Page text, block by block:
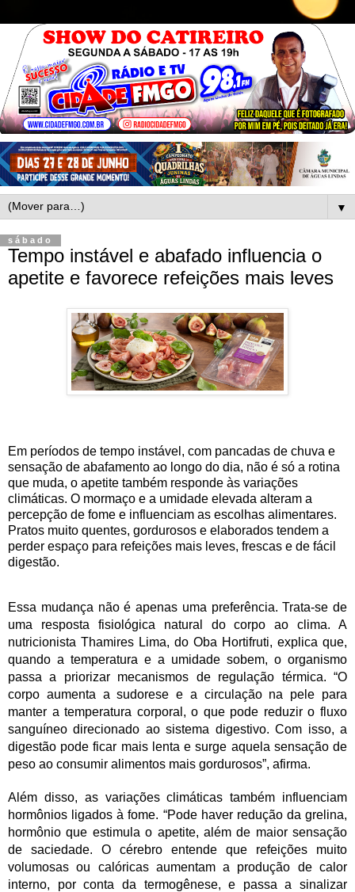
▼
sábado
Tempo instável e abafado influencia o
apetite e favorece refeições mais leves
Em períodos de tempo instável, com pancadas de chuva e
sensação de abafamento ao longo do dia, não é só a rotina
que muda, o apetite também responde às variações
climáticas. O mormaço e a umidade elevada alteram a
percepção de fome e influenciam as escolhas alimentares.
Pratos muito quentes, gordurosos e elaborados tendem a
perder espaço para refeições mais leves, frescas e de fácil
digestão.
Essa mudança não é apenas uma preferência. Trata-se de
uma resposta fisiológica natural do corpo ao clima. A
nutricionista Thamires Lima, do Oba Hortifruti, explica que,
quando a temperatura e a umidade sobem, o organismo
passa a priorizar mecanismos de regulação térmica. “O
corpo aumenta a sudorese e a circulação na pele para
manter a temperatura corporal, o que pode reduzir o fluxo
sanguíneo direcionado ao sistema digestivo. Com isso, a
digestão pode ficar mais lenta e surge aquela sensação de
peso ao consumir alimentos mais gordurosos”, afirma.
Além disso, as variações climáticas também influenciam
hormônios ligados à fome. “Pode haver redução da grelina,
hormônio que estimula o apetite, além de maior sensação
de saciedade. O cérebro entende que refeições muito
volumosas ou calóricas aumentam a produção de calor
interno, por conta da termogênese, e passa a sinalizar